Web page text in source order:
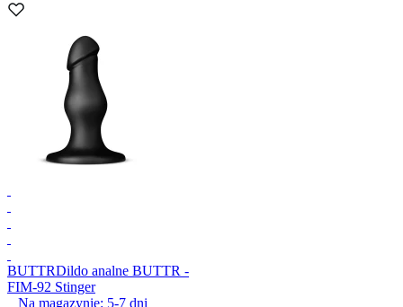
BUTTRDildo analne BUTTR -
FIM-92 Stinger
Na magazynie: 5-7 dni